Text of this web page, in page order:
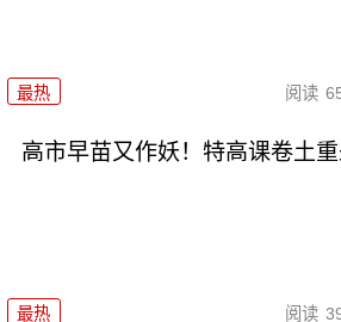
最热 阅读
高市早苗又作妖！特高课卷土
最热 阅读